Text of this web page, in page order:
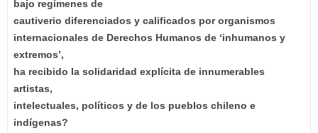
bajo regímenes de
cautiverio diferenciados y calificados por organismos
internacionales de Derechos Humanos de ‘inhumanos y
extremos’,
ha recibido la solidaridad explícita de innumerables
artistas,
intelectuales, políticos y de los pueblos chileno e
indígenas?